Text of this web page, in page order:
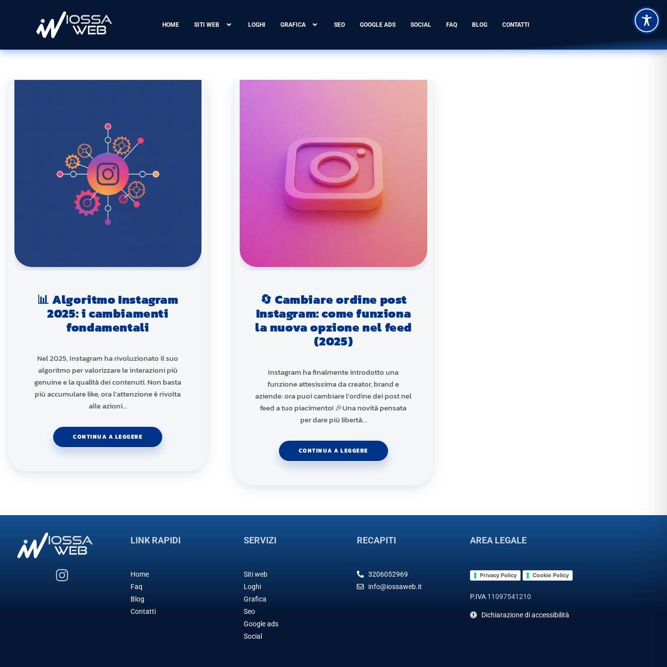
HOME SITI WEB LOGHI GRAFICA SEO GOOGLE ADS SOCIAL FAQ BLOG CONTATTI
📊 Algoritmo Instagram
2025: i cambiamenti
fondamentali
Nel 2025, Instagram ha rivoluzionato il suo
algoritmo per valorizzare le interazioni più
genuine e la qualità dei contenuti. Non basta
più accumulare like, ora l’attenzione è rivolta
alle azioni…
CONTINUA A LEGGERE
🔄 Cambiare ordine post
Instagram: come funziona
la nuova opzione nel feed
(2025)
Instagram ha finalmente introdotto una
funzione attesissima da creator, brand e
aziende: ora puoi cambiare l’ordine dei post nel
feed a tuo piacimento! 🎉Una novità pensata
per dare più libertà…
CONTINUA A LEGGERE
LINK RAPIDI
Home
Faq
Blog
Contatti
SERVIZI
Siti web
Loghi
Grafica
Seo
Google ads
Social
RECAPITI
3206052969
info@iossaweb.it
AREA LEGALE
Privacy Policy Cookie Policy
P.IVA 11097541210
Dichiarazione di accessibilità